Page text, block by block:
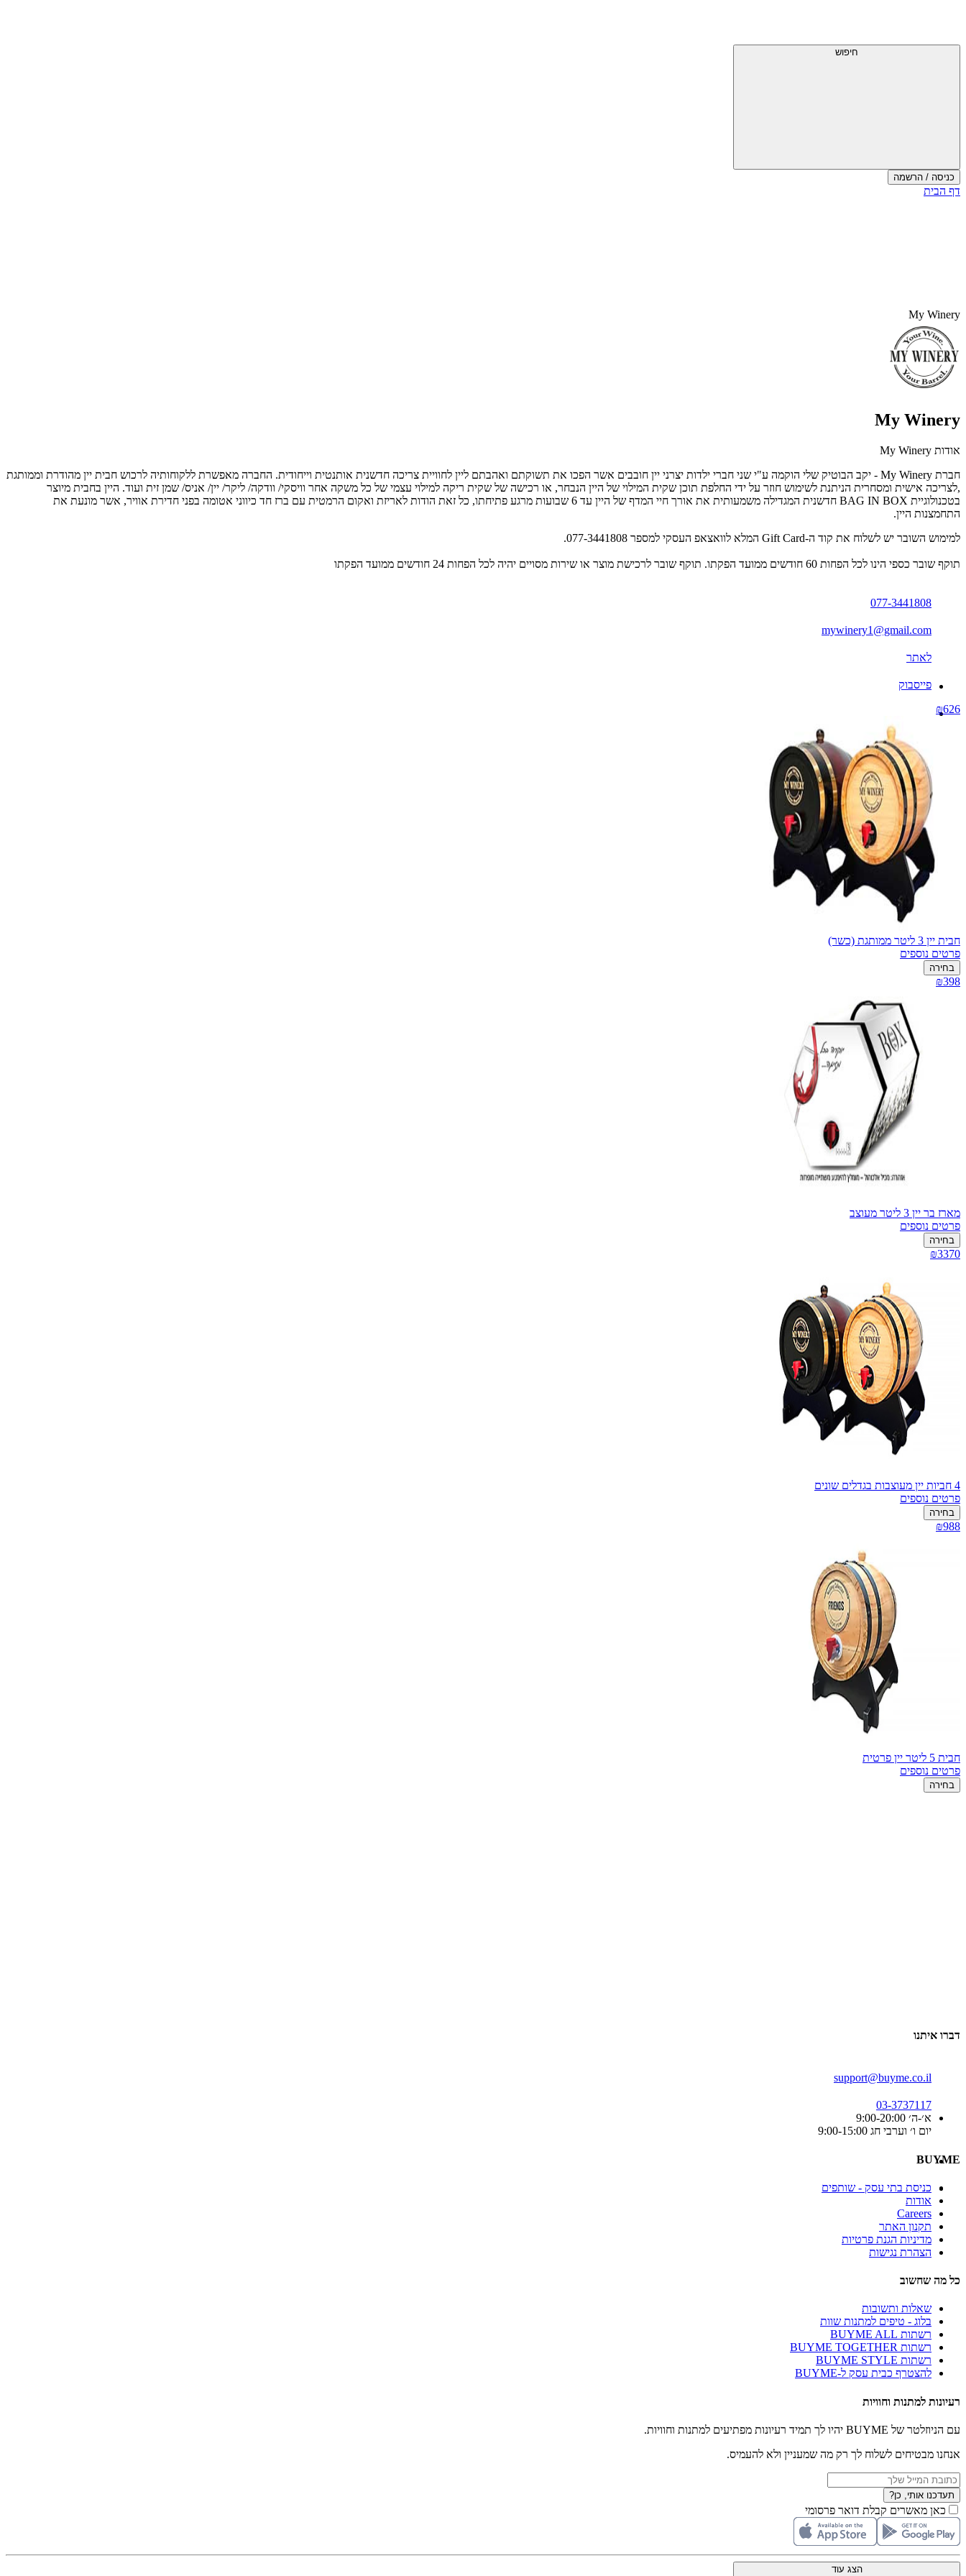
חיפוש
כניסה / הרשמה
דף הבית
My Winery
My Winery
אודות My Winery
חברת My Winery - יקב הבוטיק שלי הוקמה ע"י שני חברי ילדות יצרני יין חובבים אשר הפכו את תשוקתם ואהבתם ליין לחוויית צריכה חדשנית אותנטית וייחודית. החברה מאפשרת ללקוחותיה לרכוש חבית יין מהודרת וממותגת
,לצריכה אישית ומסחרית הניתנת לשימוש חוזר על ידי החלפת תוכן שקית המילוי של היין הנבחר, או רכישה של שקית ריקה למילוי עצמי של כל משקה אחר וויסקי/ וודקה/ ליקר/ יין/ אניס/ שמן זית ועוד. היין בחבית מיוצר
בטכנולוגיית BAG IN BOX חדשנית המגדילה משמעותית את אורך חיי המדף של היין עד 6 שבועות מרגע פתיחתו, כל זאת הודות לאריזת ואקום הרמטית עם ברז חד כיווני אטומה בפני חדירת אוויר, אשר מונעת את
התחמצנות היין.
למימוש השובר יש לשלוח את קוד ה-Gift Card המלא לוואצאפ העסקי למספר 077-3441808.
תוקף שובר כספי הינו לכל הפחות 60 חודשים ממועד הפקתו. תוקף שובר לרכישת מוצר או שירות מסויים יהיה לכל הפחות 24 חודשים ממועד הפקתו
077-3441808
mywinery1@gmail.com
לאתר
פייסבוק
₪626
חבית יין 3 ליטר ממותגת (כשר)
פרטים נוספים
בחירה
₪398
מארז בר יין 3 ליטר מעוצב
פרטים נוספים
בחירה
₪3370
4 חביות יין מעוצבות בגדלים שונים
פרטים נוספים
בחירה
₪988
חבית 5 ליטר יין פרטית
פרטים נוספים
בחירה
דברו איתנו
support@buyme.co.il
03-3737117
א׳-ה׳ 9:00-20:00
יום ו׳ וערבי חג 9:00-15:00
BUYME
כניסת בתי עסק - שותפים
אודות
Careers
תקנון האתר
מדיניות הגנת פרטיות
הצהרת נגישות
כל מה שחשוב
שאלות ותשובות
בלוג - טיפים למתנות שוות
רשתות BUYME ALL
רשתות BUYME TOGETHER
רשתות BUYME STYLE
להצטרף כבית עסק ל-BUYME
רעיונות למתנות וחוויות
עם הניוזלטר של BUYME יהיו לך תמיד רעיונות מפתיעים למתנות וחוויות.
אנחנו מבטיחים לשלוח לך רק מה שמעניין ולא להעמיס.
תעדכנו אותי, כן?
כאן מאשרים קבלת דואר פרסומי
הצג עוד